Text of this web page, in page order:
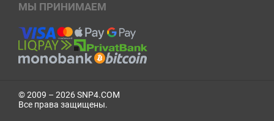
МЫ ПРИНИМАЕМ
© 2009 – 2026 SNP4.COM
Все права защищены.